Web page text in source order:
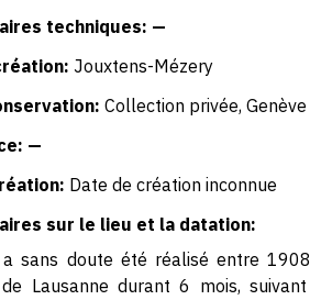
techniques: —
Jouxtens-Mézery
Collection privée, Genève
—
Date de création inconnue
sur le lieu et la datation:
a sans doute été réalisé entre
de Lausanne durant 6 mois,